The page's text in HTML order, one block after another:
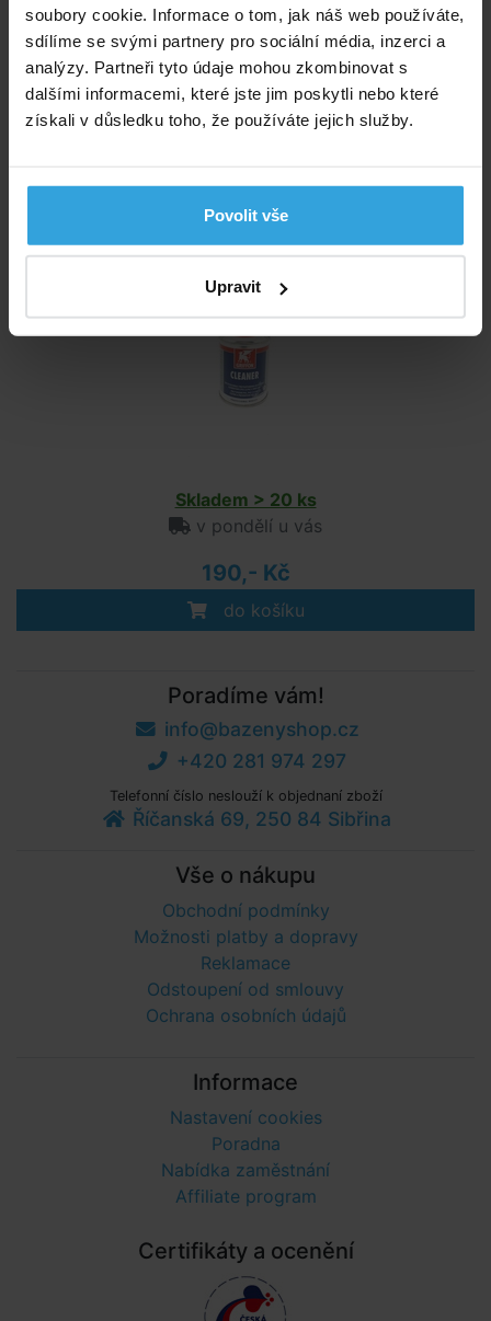
soubory cookie. Informace o tom, jak náš web používáte,
sdílíme se svými partnery pro sociální média, inzerci a
analýzy. Partneři tyto údaje mohou zkombinovat s
dalšími informacemi, které jste jim poskytli nebo které
získali v důsledku toho, že používáte jejich služby.
Povolit vše
Upravit
Skladem > 20 ks
v pondělí u vás
280,- Kč
Čistič Griffon 125ml
Skladem > 20 ks
v pondělí u vás
190,- Kč
do košíku
Poradíme vám!
info@bazenyshop.cz
+420 281 974 297
Telefonní číslo neslouží k objednaní zboží
Říčanská 69, 250 84 Sibřina
Vše o nákupu
Obchodní podmínky
Možnosti platby a dopravy
Reklamace
Odstoupení od smlouvy
Ochrana osobních údajů
Informace
Nastavení cookies
Poradna
Nabídka zaměstnání
Affiliate program
Certifikáty a ocenění